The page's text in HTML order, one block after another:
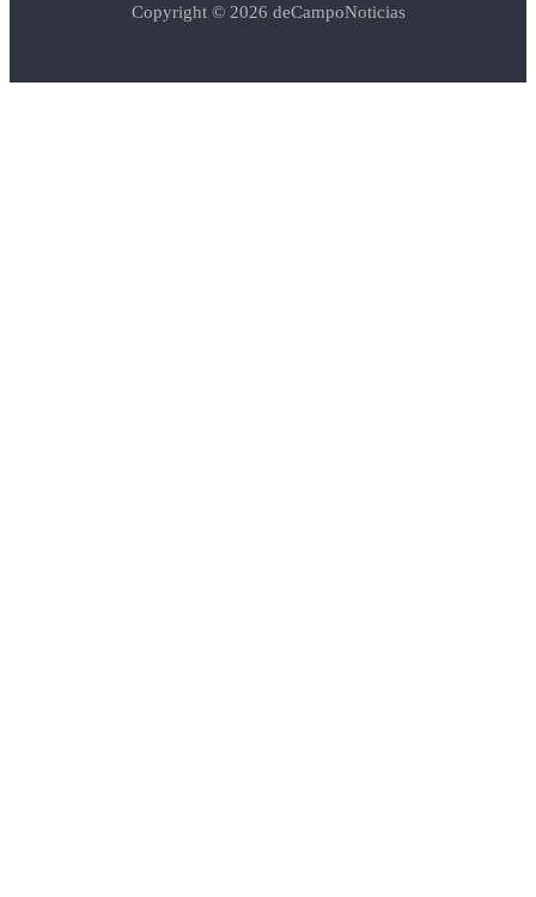
Copyright © 2026 deCampoNoticias